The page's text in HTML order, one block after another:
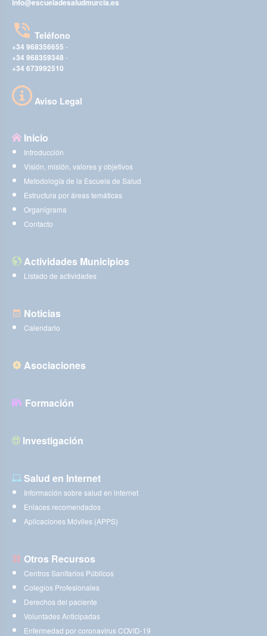
info@escueladesaludmurcia.es
Teléfono
+34 968356655 -
+34 968359348 -
+34 673992510
Aviso Legal
Inicio
Introducción
Visión, misión, valores y objetivos
Metodología de la Escuela de Salud
Estructura por áreas temáticas
Organigrama
Contacto
Actividades Municipios
Listado de actividades
Noticias
Calendario
Asociaciones
Formación
Investigación
Salud en Internet
Información sobre salud en internet
Enlaces recomendados
Aplicaciones Móviles (APPS)
Otros Recursos
Centros Sanitarios Públicos
Colegios Profesionales
Derechos del paciente
Voluntades Anticipadas
Enfermedad por coronavirus COVID-19